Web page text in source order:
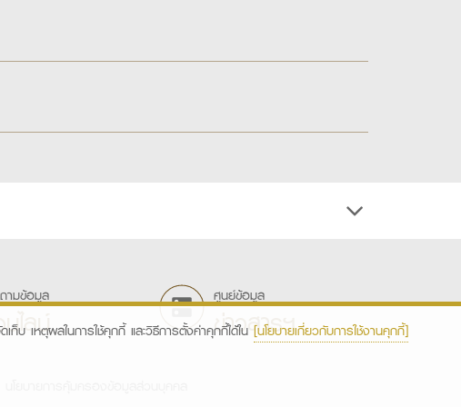
ามข้อมูล
ไลน์
ศูนย์ข้อมูล
ข่าวสารฯ
บ เหตุผลในการใช้คุกกี้ และวิธีการตั้งค่าคุกกี้ได้ใน [นโยบายเกี่ยวกับการใช้งานคุกกี้]